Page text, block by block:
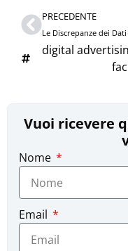
Precedente
PRECEDENTE
digital
Vuoi ricevere
Nome
Email